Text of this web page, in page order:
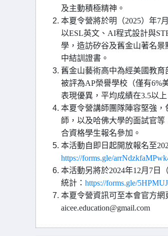
及主動積極精神。
本夏令營將於明（2025）年7
以ESL英文、AI程式設計與
學，造訪矽谷及舊金山著名
中結訓證書。
舊金山藝術高中為經美國教
被評為AP榮譽學校（僅有6%
表現優異，平均成績在3.5以上
本夏令營講師團隊陣容堅強
師，以及哈佛大學的面試官
合資格學生報名參加。
本活動自即日起開放報名至
https://forms.gle/
本活動另將於2024年12月7日
統計： https://forms.gle/
本夏令營資訊可至本會官方網
aicee.education@gmail.com